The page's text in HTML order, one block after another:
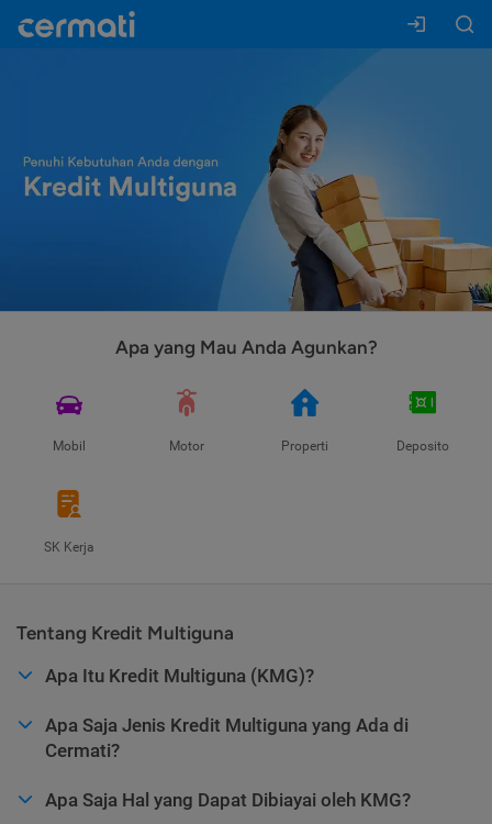
Apa yang Mau Anda Agunkan?
Mobil Motor Properti Deposito
SK Kerja
Tentang Kredit Multiguna
Apa Itu Kredit Multiguna (KMG)?
Apa Saja Jenis Kredit Multiguna yang Ada di
Cermati?
Apa Saja Hal yang Dapat Dibiayai oleh KMG?